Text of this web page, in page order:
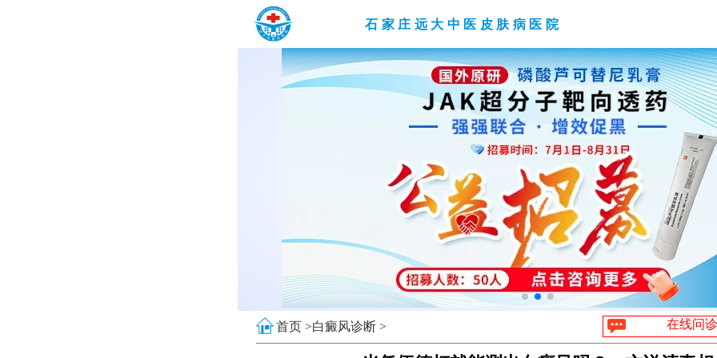
石家庄远大中医皮肤病医院
首页 >白癜风诊断 > 在线问